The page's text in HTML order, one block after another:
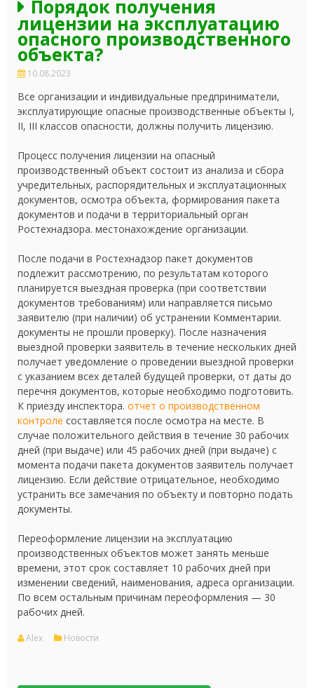
Порядок получения
лицензии на эксплуатацию
опасного производственного
объекта?
10.08.2023
Все организации и индивидуальные предприниматели,
эксплуатирующие опасные производственные объекты I,
II, III классов опасности, должны получить лицензию.
Процесс получения лицензии на опасный
производственный объект состоит из анализа и сбора
учредительных, распорядительных и эксплуатационных
документов, осмотра объекта, формирования пакета
документов и подачи в территориальный орган
Ростехнадзора. местонахождение организации.
После подачи в Ростехнадзор пакет документов
подлежит рассмотрению, по результатам которого
планируется выездная проверка (при соответствии
документов требованиям) или направляется письмо
заявителю (при наличии) об устранении Комментарии.
документы не прошли проверку). После назначения
выездной проверки заявитель в течение нескольких дней
получает уведомление о проведении выездной проверки
с указанием всех деталей будущей проверки, от даты до
перечня документов, которые необходимо подготовить.
К приезду инспектора. отчет о производственном
контроле составляется после осмотра на месте. В
случае положительного действия в течение 30 рабочих
дней (при выдаче) или 45 рабочих дней (при выдаче) с
момента подачи пакета документов заявитель получает
лицензию. Если действие отрицательное, необходимо
устранить все замечания по объекту и повторно подать
документы.
Переоформление лицензии на эксплуатацию
производственных объектов может занять меньше
времени, этот срок составляет 10 рабочих дней при
изменении сведений, наименования, адреса организации.
По всем остальным причинам переоформления — 30
рабочих дней.
Alex Новости